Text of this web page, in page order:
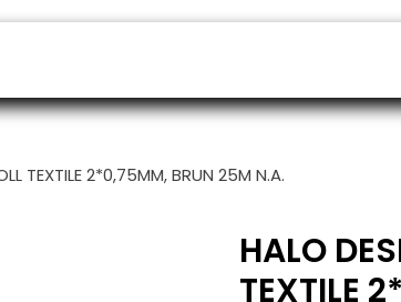
TEXTILE 2*0,75MM, BRUN 25M N.A.
HALO
TEXTILE